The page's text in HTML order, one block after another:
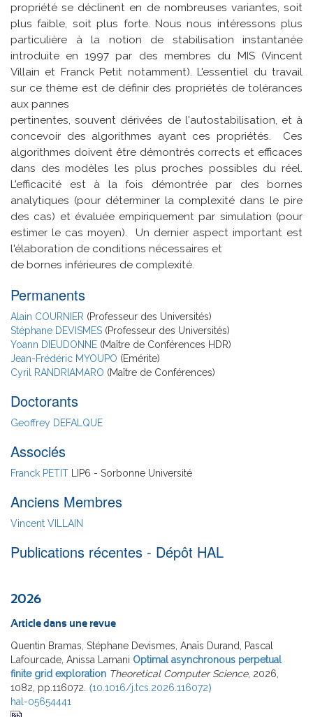
propriété se déclinent en de nombreuses variantes, soit
plus faible, soit plus forte. Nous nous intéressons plus
particulière à la notion de stabilisation instantanée
introduite en 1997 par des membres du MIS (Vincent
Villain et Franck Petit notamment). L'essentiel du travail
sur ce thème est de définir des propriétés de tolérances
aux pannes
pertinentes, souvent dérivées de l'autostabilisation, et à
concevoir des algorithmes ayant ces propriétés. Ces
algorithmes doivent être démontrés corrects et efficaces
dans des modèles les plus proches possibles du réel.
L'efficacité est à la fois démontrée par des bornes
analytiques (pour déterminer la complexité dans le pire
des cas) et évaluée empiriquement par simulation (pour
estimer le cas moyen). Un dernier aspect important est
l'élaboration de conditions nécessaires et
de bornes inférieures de complexité.
Permanents
Alain COURNIER (Professeur des Universités)
Stéphane DEVISMES (Professeur des Universités)
Yoann DIEUDONNE (Maître de Conférences HDR)
Jean-Frédéric MYOUPO (Emérite)
Cyril RANDRIAMARO (Maître de Conférences)
Doctorants
Geoffrey DEFALQUE
Associés
Franck PETIT LIP6 - Sorbonne Université
Anciens Membres
Vincent VILLAIN
Publications récentes - Dépôt HAL
2026
Article dans une revue
Quentin Bramas, Stéphane Devismes, Anaïs Durand, Pascal
Lafourcade, Anissa Lamani Optimal asynchronous perpetual
finite grid exploration Theoretical Computer Science, 2026,
1082, pp.116072. ⟨10.1016/j.tcs.2026.116072⟩
hal-05654441